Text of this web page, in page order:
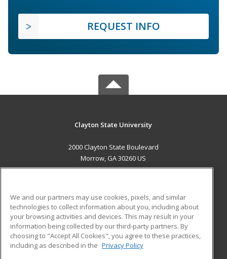
REQUEST INFO
Clayton State University
2000 Clayton State Boulevard
Morrow, GA 30260 US
ADDITIONAL RESOURCES
Military
Financial Assistance
Help
Student Blog
We and our partners may use cookies, pixels, and similar
technologies to collect information about you, including about
your browsing activities and devices. This may result in your
information being collected by our third-party partners. By
choosing to "Accept All Cookies", you agree to these practices,
including as described in the Privacy Policy